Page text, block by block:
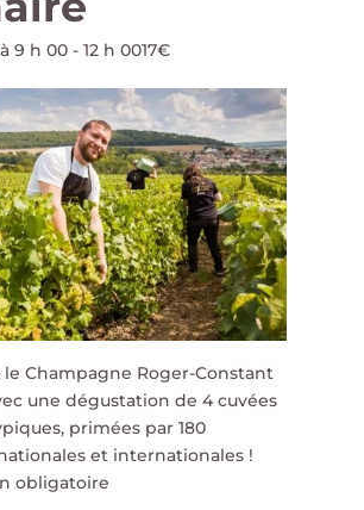
9 h 00- 12 h 0017€
le Champagne Roger-Constant
une dégustation de 4 cuvées
primées par 180
et internationales !
obligatoire